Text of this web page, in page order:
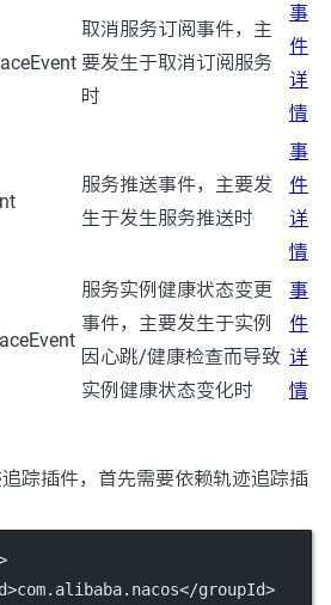
取消服务订阅事件，主
要发生于取消订阅服务
时
事
件
详
情
服务推送事件，主要发
生于发生服务推送时
事
件
详
情
服务实例健康状态变更
事件，主要发生于实例
因心跳/健康检查而导致
实例健康状态变化时
事
件
详
情
踪插件，首先需要依赖轨迹追踪插
>com.alibaba.nacos</groupId>